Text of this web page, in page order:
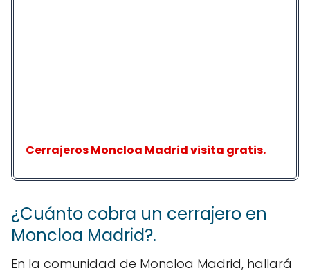
Cerrajeros Moncloa Madrid visita gratis.
¿Cuánto cobra un cerrajero en
Moncloa Madrid?.
En la comunidad de Moncloa Madrid, hallará